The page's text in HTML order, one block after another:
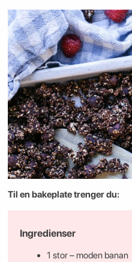
Til en bakeplate trenger du:
Ingredienser
1 stor – moden banan